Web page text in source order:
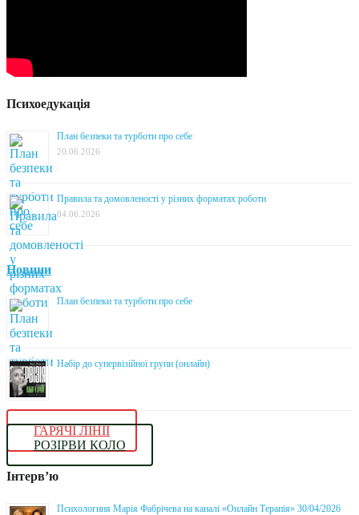
Психоедукація
План безпеки та турботи про себе
20.06.2026
Правила та домовленості у різних форматах роботи
04.06.2026
Новини
План безпеки та турботи про себе
Набір до супервізійної групи (онлайн)
ГАРЯЧІ ЛІНІЇ
РОЗІРВИ КОЛО
Інтерв’ю
Психологиня Марія Фабрічева на каналі «Онлайн Терапія» 30/04/2026